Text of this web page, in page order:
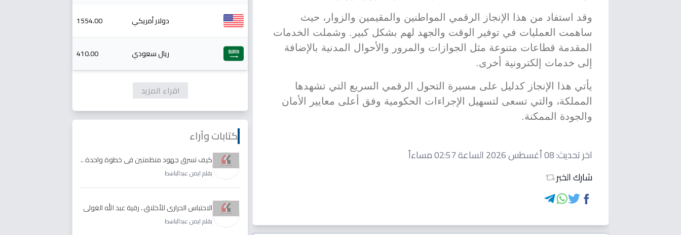
وقد استفاد من هذا الإنجاز الرقمي المواطنين والمقيمين والزوار، حيث
ساهمت العمليات في توفير الوقت والجهد لهم بشكل كبير. وشملت الخدمات
المقدمة قطاعات متنوعة مثل الجوازات والمرور والأحوال المدنية بالإضافة
إلى خدمات إلكترونية أخرى.
يأتي هذا الإنجاز كدليل على مسيرة التحول الرقمي السريع التي تشهدها
المملكة، والتي تسعى لتسهيل الإجراءات الحكومية وفق أعلى معايير الأمان
والجودة الممكنة.
اخر تحديث:08 أغسطس 2026 الساعة 02:57 مساءاً
شارك الخبر
دولار أمريكي 1554.00
ريال سعودي 410.00
اقراء المزيد
كتابات وآراء
كيف تسرق جهود منظمتين في خطوة واحدة ..
الأجابة لدى رقية عبد الله الغولي وغدير طيره
بقلم ايمن عبدالباسط
الاحتباس الحراري للأخلاق.. رقية عبد الله الغولي
وغدير طيره نموذجا
بقلم ايمن عبدالباسط